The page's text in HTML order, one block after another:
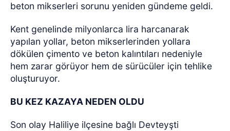
beton mikserleri sorunu yeniden gündeme geldi.
Kent genelinde milyonlarca lira harcanarak
yapılan yollar, beton mikserlerinden yollara
dökülen çimento ve beton kalıntıları nedeniyle
hem zarar görüyor hem de sürücüler için tehlike
oluşturuyor.
BU KEZ KAZAYA NEDEN OLDU
Son olay Haliliye ilçesine bağlı Devteyşti